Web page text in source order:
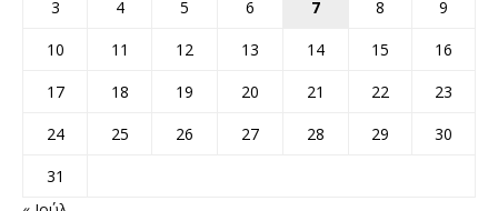
3
4 5 6 7 8
9
10
11 12 13 14 15
16
17
18 19 20 21 22
23
24
25 26 27 28 29
30
31